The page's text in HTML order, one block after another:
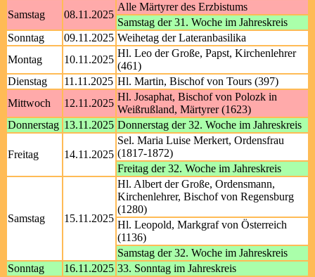
Samstag
08.11.2025
Alle Märtyrer des Erzbistums
Samstag der 31. Woche im Jahreskreis
Sonntag
09.11.2025 Weihetag der Lateranbasilika
Montag
10.11.2025
Hl. Leo der Große, Papst, Kirchenlehrer
(461)
Dienstag
11.11.2025 Hl. Martin, Bischof von Tours (397)
Mittwoch
12.11.2025
Hl. Josaphat, Bischof von Polozk in
Weißrußland, Märtyrer (1623)
Donnerstag 13.11.2025 Donnerstag der 32. Woche im Jahreskreis
Freitag 14.11.2025
Sel. Maria Luise Merkert, Ordensfrau
(1817-1872)
Freitag der 32. Woche im Jahreskreis
Samstag 15.11.2025
Hl. Albert der Große, Ordensmann,
Kirchenlehrer, Bischof von Regensburg
(1280)
Hl. Leopold, Markgraf von Österreich
(1136)
Samstag der 32. Woche im Jahreskreis
Sonntag
16.11.2025 33. Sonntag im Jahreskreis